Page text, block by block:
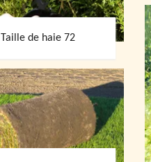
Taille de haie 72